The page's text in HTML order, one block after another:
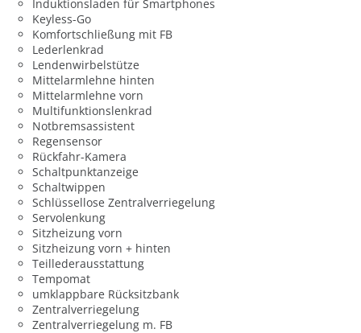
Induktionsladen für Smartphones
Keyless-Go
Komfortschließung mit FB
Lederlenkrad
Lendenwirbelstütze
Mittelarmlehne hinten
Mittelarmlehne vorn
Multifunktionslenkrad
Notbremsassistent
Regensensor
Rückfahr-Kamera
Schaltpunktanzeige
Schaltwippen
Schlüssellose Zentralverriegelung
Servolenkung
Sitzheizung vorn
Sitzheizung vorn + hinten
Teillederausstattung
Tempomat
umklappbare Rücksitzbank
Zentralverriegelung
Zentralverriegelung m. FB